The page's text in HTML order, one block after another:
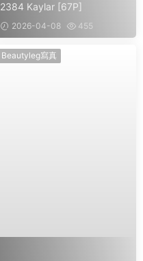
2384 Kaylar [67P]
2026-04-08 455
Beautyleg寫真